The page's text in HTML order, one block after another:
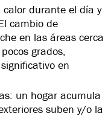
durante el día y
cambio de
en las áreas cerca
grados,
en
un hogar acumula
suben y/o la